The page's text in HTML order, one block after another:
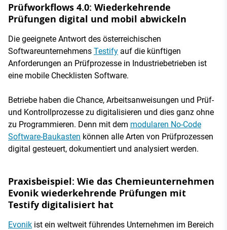
Prüfworkflows 4.0: Wiederkehrende
Prüfungen digital und mobil abwickeln
Die geeignete Antwort des österreichischen
Softwareunternehmens Testify auf die künftigen
Anforderungen an Prüfprozesse in Industriebetrieben ist
eine mobile Checklisten Software.
Betriebe haben die Chance, Arbeitsanweisungen und Prüf-
und Kontrollprozesse zu digitalisieren und dies ganz ohne
zu Programmieren. Denn mit dem modularen No-Code
Software-Baukasten können alle Arten von Prüfprozessen
digital gesteuert, dokumentiert und analysiert werden.
Praxisbeispiel: Wie das Chemieunternehmen
Evonik wiederkehrende Prüfungen mit
Testify digitalisiert hat
Evonik ist ein weltweit führendes Unternehmen im Bereich